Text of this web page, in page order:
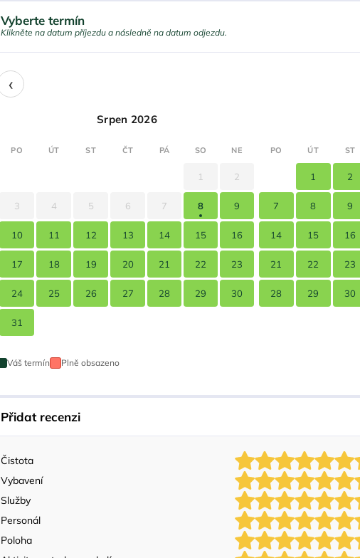
Vyberte termín
Klikněte na datum příjezdu a následně na datum odjezdu.
‹
Srpen 2026
PO ÚT ST ČT PÁ SO NE
1 2
3 4 5 6 7 8 9
10 11 12 13 14 15 16
17 18 19 20 21 22 23
24 25 26 27 28 29 30
31
PO ÚT ST
1 2
7 8 9
14 15 16
21 22 23
28 29 30
Váš termín Plně obsazeno
Přidat recenzi
Čistota
Vybavení
Služby
Personál
Poloha